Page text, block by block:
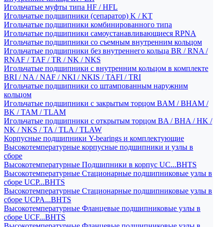
Игольчатые муфты типа HF / HFL
Игольчатые подшипники (сепаратор) K / KT
Игольчатые подшипники комбинированного типа
Игольчатые подшипники самоустанавливающиеся RPNA
Игольчатые подшипники со съемным внутренним кольцом
Игольчатые подшипники без внутреннего кольца BR / RNA /
RNAF / TAF / TR / NK / NKS
Игольчатые подшипники с внутренним кольцом в комплекте
BRI / NA / NAF / NKI / NKIS / TAFI / TRI
Игольчатые подшипники со штампованным наружним
кольцом
Игольчатые подшипники с закрытым торцом BAM / BHAM /
BK / TAM / TLAM
Игольчатые подшипники с открытым торцом BA / BHA / HK /
NK / NKS / TA / TLA / TLAW
Корпусные подшипники Y-bearings и комплектующие
Высокотемпературные корпусные подшипники и узлы в
сборе
Высокотемпературные Подшипники в корпус UC...BHTS
Высокотемпературные Стационарные подшипниковые узлы в
сборе UCP...BHTS
Высокотемпературные Стационарные подшипниковые узлы в
сборе UCPA...BHTS
Высокотемпературные Фланцевые подшипниковые узлы в
сборе UCF...BHTS